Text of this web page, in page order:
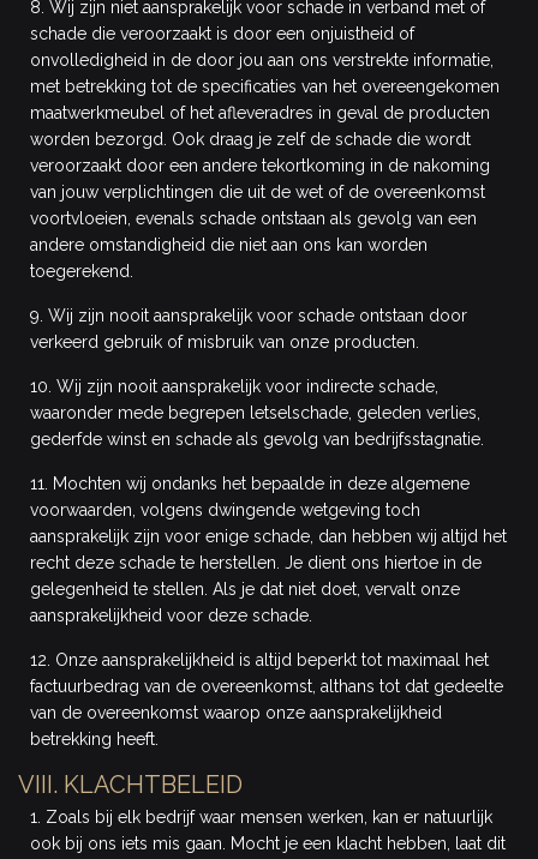
8. Wij zijn niet aansprakelijk voor schade in verband met of
schade die veroorzaakt is door een onjuistheid of
onvolledigheid in de door jou aan ons verstrekte informatie,
met betrekking tot de specificaties van het overeengekomen
maatwerkmeubel of het afleveradres in geval de producten
worden bezorgd. Ook draag je zelf de schade die wordt
veroorzaakt door een andere tekortkoming in de nakoming
van jouw verplichtingen die uit de wet of de overeenkomst
voortvloeien, evenals schade ontstaan als gevolg van een
andere omstandigheid die niet aan ons kan worden
toegerekend.
9. Wij zijn nooit aansprakelijk voor schade ontstaan door
verkeerd gebruik of misbruik van onze producten.
10. Wij zijn nooit aansprakelijk voor indirecte schade,
waaronder mede begrepen letselschade, geleden verlies,
gederfde winst en schade als gevolg van bedrijfsstagnatie.
11. Mochten wij ondanks het bepaalde in deze algemene
voorwaarden, volgens dwingende wetgeving toch
aansprakelijk zijn voor enige schade, dan hebben wij altijd het
recht deze schade te herstellen. Je dient ons hiertoe in de
gelegenheid te stellen. Als je dat niet doet, vervalt onze
aansprakelijkheid voor deze schade.
12. Onze aansprakelijkheid is altijd beperkt tot maximaal het
factuurbedrag van de overeenkomst, althans tot dat gedeelte
van de overeenkomst waarop onze aansprakelijkheid
betrekking heeft.
VIII. KLACHTBELEID
1. Zoals bij elk bedrijf waar mensen werken, kan er natuurlijk
ook bij ons iets mis gaan. Mocht je een klacht hebben, laat dit